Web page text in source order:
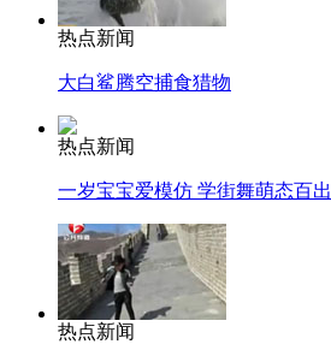
热点新闻
大白鲨腾空捕食猎物
热点新闻
一岁宝宝爱模仿 学街舞萌态百出
热点新闻